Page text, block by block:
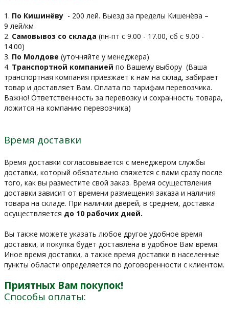
1. По Кишинёву - 200 лей. Выезд за пределы Кишенёва –
9 лей/км
2. Самовывоз со склада (пн-пт с 9.00 - 17.00, сб с 9.00 -
14.00)
3. По Молдове (уточняйте у менеджера)
4. Транспортной компанией по Вашему выбору (Ваша
транспортная компания приезжает к нам на склад, забирает
товар и доставляет Вам. Оплата по тарифам перевозчика.
Важно! Ответственность за перевозку и сохранность товара,
ложится на компанию перевозчика)
Время доставки
Время доставки согласовывается с менеджером службы
доставки, который обязательно свяжется с вами сразу после
того, как вы разместите свой заказ. Время осуществления
доставки зависит от времени размещения заказа и наличия
товара на складе. При наличии дверей, в среднем, доставка
осуществляется до 10 рабочих дней.
Вы также можете указать любое другое удобное время
доставки, и покупка будет доставлена в удобное Вам время.
Иное время доставки, а также время доставки в населенные
пункты области определяется по договоренности с клиентом.
Приятных Вам покупок!
Способы оплаты: